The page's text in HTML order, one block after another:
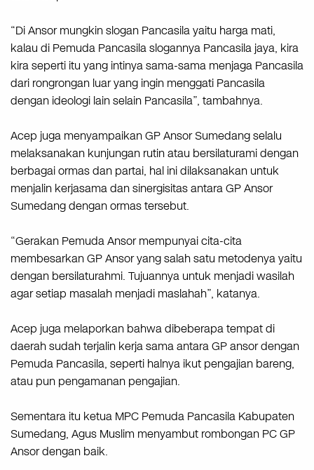
“Di Ansor mungkin slogan Pancasila yaitu harga mati,
kalau di Pemuda Pancasila slogannya Pancasila jaya, kira
kira seperti itu yang intinya sama-sama menjaga Pancasila
dari rongrongan luar yang ingin menggati Pancasila
dengan ideologi lain selain Pancasila”, tambahnya.
Acep juga menyampaikan GP Ansor Sumedang selalu
melaksanakan kunjungan rutin atau bersilaturami dengan
berbagai ormas dan partai, hal ini dilaksanakan untuk
menjalin kerjasama dan sinergisitas antara GP Ansor
Sumedang dengan ormas tersebut.
“Gerakan Pemuda Ansor mempunyai cita-cita
membesarkan GP Ansor yang salah satu metodenya yaitu
dengan bersilaturahmi. Tujuannya untuk menjadi wasilah
agar setiap masalah menjadi maslahah”, katanya.
Acep juga melaporkan bahwa dibeberapa tempat di
daerah sudah terjalin kerja sama antara GP ansor dengan
Pemuda Pancasila, seperti halnya ikut pengajian bareng,
atau pun pengamanan pengajian.
Sementara itu ketua MPC Pemuda Pancasila Kabupaten
Sumedang, Agus Muslim menyambut rombongan PC GP
Ansor dengan baik.